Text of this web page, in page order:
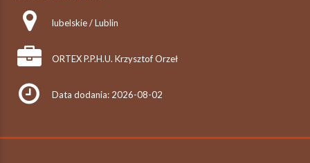
lubelskie / Lublin
ORTEX P.P.H.U. Krzysztof Orzeł
Data dodania: 2026-08-02